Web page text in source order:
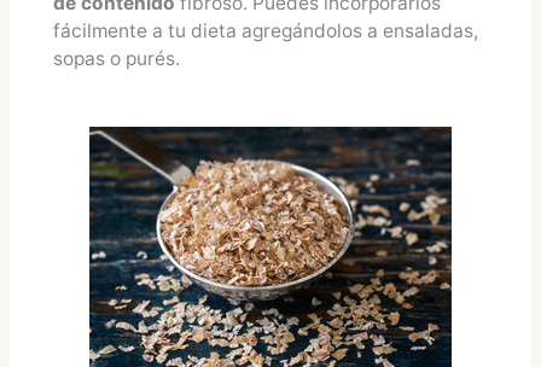
fácilmente a tu dieta agregándolos a ensaladas,
sopas o purés.